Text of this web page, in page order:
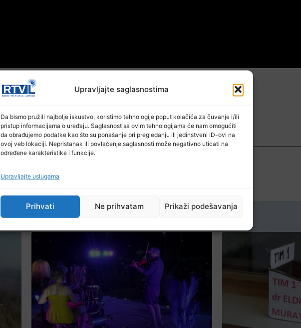
Upravljajte saglasnostima
Da bismo pružili najbolje iskustvo, koristimo tehnologije poput kolačića za čuvanje i/ili
pristup informacijama o uređaju. Saglasnost sa ovim tehnologijama će nam omogućiti
da obrađujemo podatke kao što su ponašanje pri pregledanju ili jedinstveni ID-ovi na
ovoj veb lokaciji. Nepristanak ili povlačenje saglasnosti može negativno uticati na
određene karakteristike i funkcije.
Upravljajte uslugama
Prihvati Ne prihvatam Prikaži podešavanja
Ostale novosti